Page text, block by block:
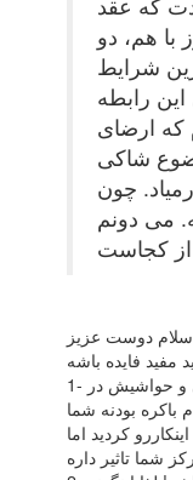
با هم، دو
شرایط
رابطه
که ارضای
شاکی
چون
می دونم
سلام دوست عزیز
1- با اینکه عقد هستید اما قطعاً ترس از بارداری و حواشیش در
بودنه شما
کردید اما